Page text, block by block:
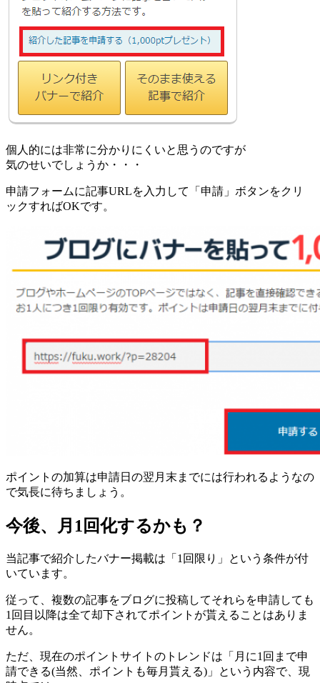
個人的には非常に分かりにくいと思うのですが
気のせいでしょうか・・・
申請フォームに記事URLを入力して「申請」ボタンをクリ
ックすればOKです。
ポイントの加算は申請日の翌月末までには行われるようなの
で気長に待ちましょう。
今後、月1回化するかも？
当記事で紹介したバナー掲載は「1回限り」という条件が付
いています。
従って、複数の記事をブログに投稿してそれらを申請しても
1回目以降は全て却下されてポイントが貰えることはありま
せん。
ただ、 現在のポイントサイトのトレンドは「月に1回まで申
請できる(当然、ポイントも毎月貰える)」という内容で、現